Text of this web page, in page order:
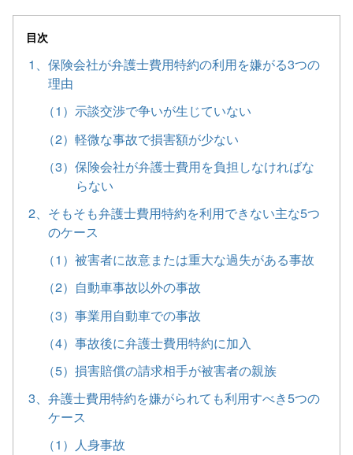
目次
1、保険会社が弁護士費用特約の利用を嫌がる3つの
理由
（1）示談交渉で争いが生じていない
（2）軽微な事故で損害額が少ない
（3）保険会社が弁護士費用を負担しなければな
らない
2、そもそも弁護士費用特約を利用できない主な5つ
のケース
（1）被害者に故意または重大な過失がある事故
（2）自動車事故以外の事故
（3）事業用自動車での事故
（4）事故後に弁護士費用特約に加入
（5）損害賠償の請求相手が被害者の親族
3、弁護士費用特約を嫌がられても利用すべき5つの
ケース
（1）人身事故